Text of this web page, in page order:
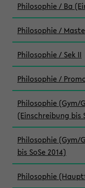
Philosophie / Ba
Philosophie /
Philosophie / Sek II
Philosophie /
Philosophie (Gym/
(Einschreibung bis
Philosophie (Gym/
bis SoSe 2014)
Philosophie